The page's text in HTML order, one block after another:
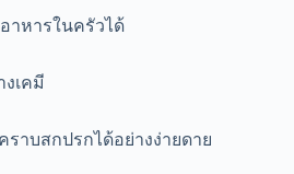
าหารในครัวได้
เคมี
ราบสกปรกได้อย่างง่ายดาย